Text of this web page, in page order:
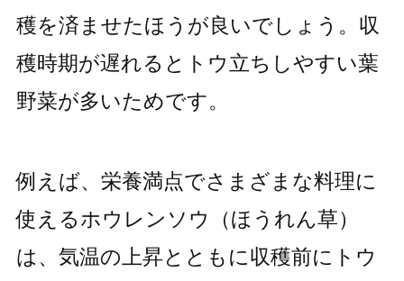
穫を済ませたほうが良いでしょう。収
穫時期が遅れるとトウ立ちしやすい葉
野菜が多いためです。
例えば、栄養満点でさまざまな料理に
使えるホウレンソウ（ほうれん草）
は、気温の上昇とともに収穫前にトウ